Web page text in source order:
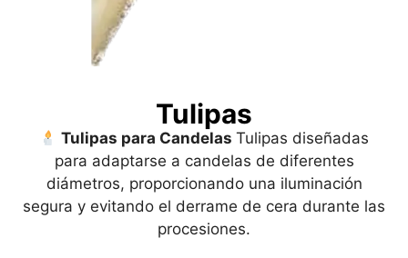
Tulipas
Tulipas para CandelasTulipas diseñadas
para adaptarse a candelas de diferentes
diámetros, proporcionando una iluminación
segura y evitando el derrame de cera durante las
procesiones.